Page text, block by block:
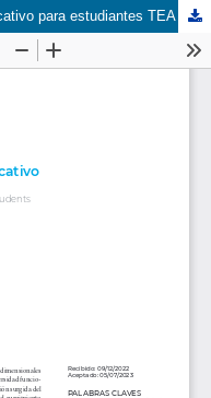
para estudiantes TEA